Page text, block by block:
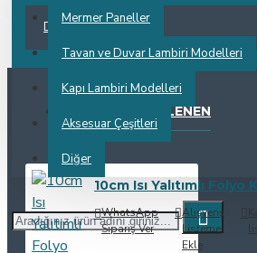
Mermer Paneller
Tavan ve Duvar Lambiri Modelleri
Kapı Lambiri Modelleri
Aksesuar Çeşitleri
Diğer
DEVAM
ÇOK GÖRÜNTÜLENEN
10cm Isı Yalıtımlı
WhatsApp
Sipariş Ver
Alışveriş
Listeme
Ekle